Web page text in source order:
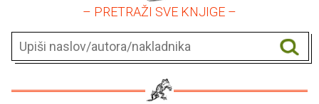
– PRETRAŽI SVE KNJIGE –